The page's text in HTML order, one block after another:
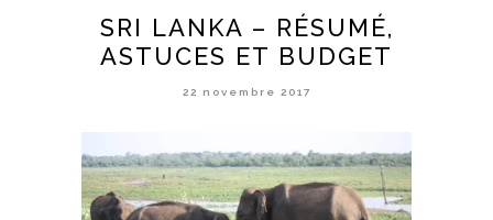
SRI LANKA – RÉSUMÉ,
ASTUCES ET BUDGET
22 novembre 2017